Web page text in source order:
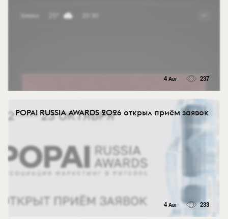
4 Авг 237
POPAI RUSSIA AWARDS 2026 открыл приём заявок
4 Авг 233